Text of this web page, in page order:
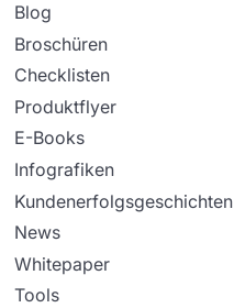
Blog
Broschüren
Checklisten
Produktflyer
E-Books
Infografiken
Kundenerfolgsgeschichten
News
Whitepaper
Tools